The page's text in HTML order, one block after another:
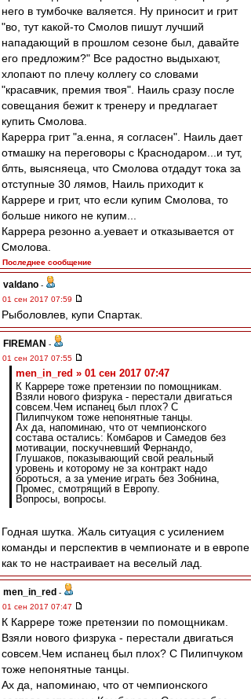
него в тумбочке валяется. Ну приносит и грит
"во, тут какой-то Смолов пишут лучший
нападающий в прошлом сезоне был, давайте
его предложим?" Все радостно выдыхают,
хлопают по плечу коллегу со словами
"красавчик, премия твоя". Наиль сразу после
совещания бежит к тренеру и предлагает
купить Смолова.
Карерра грит "а.енна, я согласен". Наиль дает
отмашку на переговоры с Краснодаром...и тут,
блть, выясняеца, что Смолова отдадут тока за
отступные 30 лямов, Наиль приходит к
Каррере и грит, что если купим Смолова, то
больше никого не купим...
Каррера резонно а.уевает и отказывается от
Смолова.
Последнее сообщение
valdano -
01 сен 2017 07:59
Рыболовлев, купи Спартак.
FIREMAN -
01 сен 2017 07:55
men_in_red » 01 сен 2017 07:47
К Каррере тоже претензии по помощникам.
Взяли нового физрука - перестали двигаться
совсем.Чем испанец был плох? С
Пилипчуком тоже непонятные танцы.
Ах да, напоминаю, что от чемпионского
состава остались: Комбаров и Самедов без
мотивации, поскучневший Фернандо,
Глушаков, показывающий свой реальный
уровень и которому не за контракт надо
бороться, а за умение играть без Зобнина,
Промес, смотрящий в Европу.
Вопросы, вопросы.
Годная шутка. Жаль ситуация с усилением
команды и перспектив в чемпионате и в европе
как то не настраивает на веселый лад.
men_in_red -
01 сен 2017 07:47
К Каррере тоже претензии по помощникам.
Взяли нового физрука - перестали двигаться
совсем.Чем испанец был плох? С Пилипчуком
тоже непонятные танцы.
Ах да, напоминаю, что от чемпионского